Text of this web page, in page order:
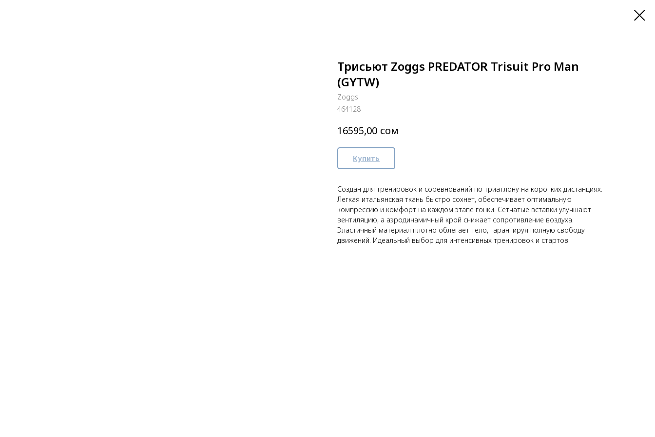
Трисьют Zoggs PREDATOR Trisuit Pro Man
(GYTW)
Zoggs
464128
16595,00 сом
Купить
Создан для тренировок и соревнований по триатлону на коротких дистанциях.
Легкая итальянская ткань быстро сохнет, обеспечивает оптимальную
компрессию и комфорт на каждом этапе гонки. Сетчатые вставки улучшают
вентиляцию, а аэродинамичный крой снижает сопротивление воздуха.
Эластичный материал плотно облегает тело, гарантируя полную свободу
движений. Идеальный выбор для интенсивных тренировок и стартов.